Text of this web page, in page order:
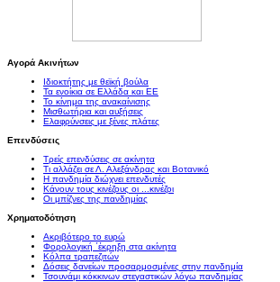
Αγορά Ακινήτων
Ιδιοκτήτης με θεϊκή βούλα
Τα ενοίκια σε Ελλάδα και ΕΕ
Το κίνημα της ανακαίνισης
Μισθωτήρια και αυξήσεις
Ελαφρύνσεις με ξένες πλάτες
Επενδύσεις
Τρείς επενδύσεις σε ακίνητα
Τι αλλάζει σε Λ. Αλεξάνδρας και Βοτανικό
Η πανδημία διώχνει επενδυτές
Κάνουν τους κινέζους οι ...κινέζοι
Οι μπίζνες της πανδημίας
Χρηματοδότηση
Ακριβότερο το ευρώ
Φορολογική ΄έκρηξη στα ακίνητα
Κόλπα τραπεζιτών
Δόσεις δανείων προσαρμοσμένες στην πανδημία
Τσουνάμι κόκκινων στεγαστικών λόγω πανδημίας